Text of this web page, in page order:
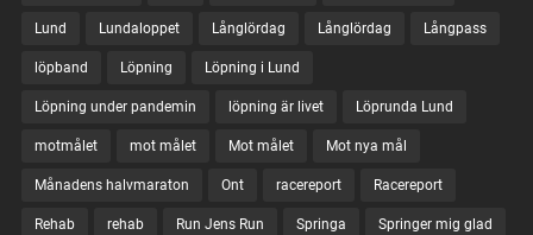
Lund Lundaloppet Långlördag Långlördag Långpass
löpband Löpning Löpning i Lund
Löpning under pandemin löpning är livet Löprunda Lund
motmålet mot målet Mot målet Mot nya mål
Månadens halvmaraton Ont racereport Racereport
Rehab rehab Run Jens Run Springa Springer mig glad